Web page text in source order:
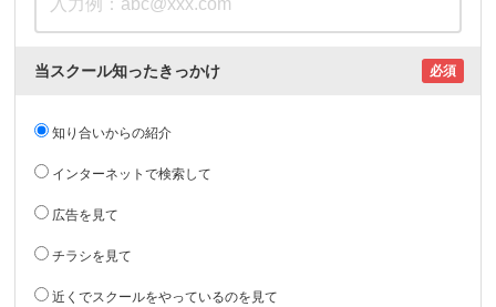
当スクール知ったきっかけ 必須
知り合いからの紹介
インターネットで検索して
広告を見て
チラシを見て
近くでスクールをやっているのを見て